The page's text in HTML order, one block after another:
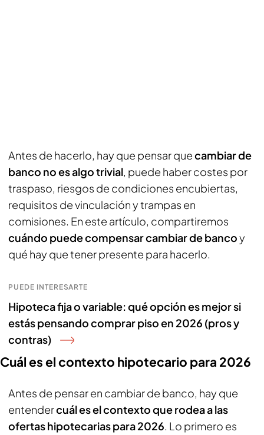
Antes de hacerlo, hay que pensar quecambiar de
banco no es algo trivial, puede haber costes por
traspaso, riesgos de condiciones encubiertas,
requisitos de vinculación y trampas en
comisiones. En este artículo, compartiremos
cuándo puede compensar cambiar de bancoy
qué hay que tener presente para hacerlo.
PUEDE INTERESARTE
Hipoteca fija o variable: qué opción es mejor si
estás pensando comprar piso en 2026 (pros y
contras)
Cuál es el contexto hipotecario para 2026
Antes de pensar en cambiar de banco, hay que
entendercuál es el contexto que rodea a las
ofertas hipotecarias para 2026. Lo primero es